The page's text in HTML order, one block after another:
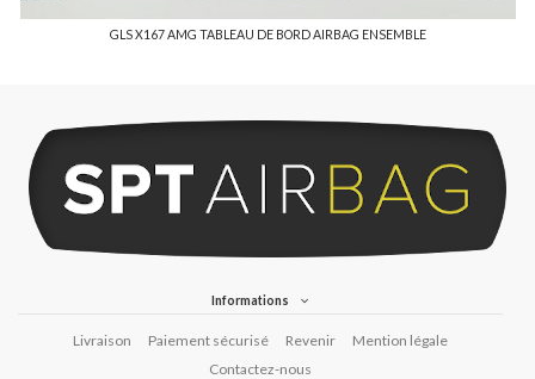
GLS X167 AMG TABLEAU DE BORD AIRBAG ENSEMBLE
Informations
Livraison Paiement sécurisé Revenir
Mention légale
Contactez-nous